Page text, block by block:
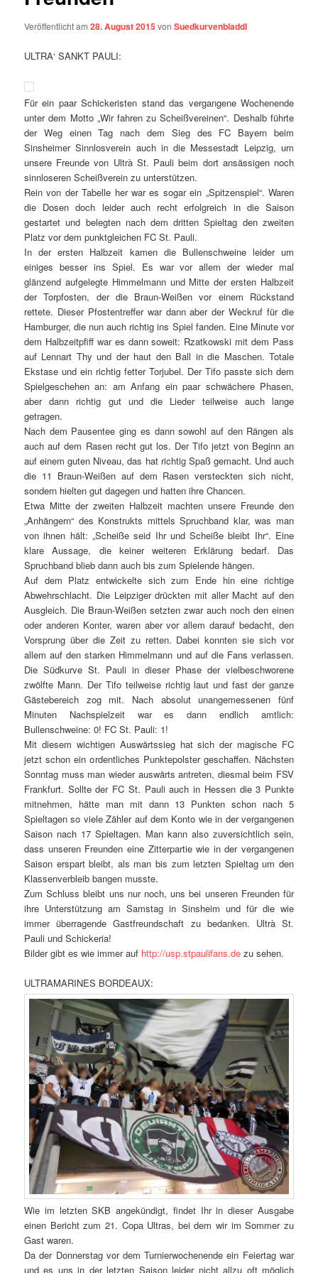
Veröffentlicht am28. August 2015 vonSuedkurvenbladdl
ULTRA‘ SANKT PAULI:
Für ein paar Schickeristen stand das vergangene Wochenende
unter dem Motto „Wir fahren zu Scheißvereinen“. Deshalb führte
der Weg einen Tag nach dem Sieg des FC Bayern beim
Sinsheimer Sinnlosverein auch in die Messestadt Leipzig, um
unsere Freunde von Ultrà St. Pauli beim dort ansässigen noch
sinnloseren Scheißverein zu unterstützen.
Rein von der Tabelle her war es sogar ein „Spitzenspiel“. Waren
die Dosen doch leider auch recht erfolgreich in die Saison
gestartet und belegten nach dem dritten Spieltag den zweiten
Platz vor dem punktgleichen FC St. Pauli.
In der ersten Halbzeit kamen die Bullenschweine leider um
einiges besser ins Spiel. Es war vor allem der wieder mal
glänzend aufgelegte Himmelmann und Mitte der ersten Halbzeit
der Torpfosten, der die Braun-Weißen vor einem Rückstand
rettete. Dieser Pfostentreffer war dann aber der Weckruf für die
Hamburger, die nun auch richtig ins Spiel fanden. Eine Minute vor
dem Halbzeitpfiff war es dann soweit: Rzatkowski mit dem Pass
auf Lennart Thy und der haut den Ball in die Maschen. Totale
Ekstase und ein richtig fetter Torjubel. Der Tifo passte sich dem
Spielgeschehen an: am Anfang ein paar schwächere Phasen,
aber dann richtig gut und die Lieder teilweise auch lange
getragen.
Nach dem Pausentee ging es dann sowohl auf den Rängen als
auch auf dem Rasen recht gut los. Der Tifo jetzt von Beginn an
auf einem guten Niveau, das hat richtig Spaß gemacht. Und auch
die 11 Braun-Weißen auf dem Rasen versteckten sich nicht,
sondern hielten gut dagegen und hatten ihre Chancen.
Etwa Mitte der zweiten Halbzeit machten unsere Freunde den
„Anhängern“ des Konstrukts mittels Spruchband klar, was man
von ihnen hält: „Scheiße seid Ihr und Scheiße bleibt Ihr“. Eine
klare Aussage, die keiner weiteren Erklärung bedarf. Das
Spruchband blieb dann auch bis zum Spielende hängen.
Auf dem Platz entwickelte sich zum Ende hin eine richtige
Abwehrschlacht. Die Leipziger drückten mit aller Macht auf den
Ausgleich. Die Braun-Weißen setzten zwar auch noch den einen
oder anderen Konter, waren aber vor allem darauf bedacht, den
Vorsprung über die Zeit zu retten. Dabei konnten sie sich vor
allem auf den starken Himmelmann und auf die Fans verlassen.
Die Südkurve St. Pauli in dieser Phase der vielbeschworene
zwölfte Mann. Der Tifo teilweise richtig laut und fast der ganze
Gästebereich zog mit. Nach absolut unangemessenen fünf
Minuten Nachspielzeit war es dann endlich amtlich:
Bullenschweine: 0! FC St. Pauli: 1!
Mit diesem wichtigen Auswärtssieg hat sich der magische FC
jetzt schon ein ordentliches Punktepolster geschaffen. Nächsten
Sonntag muss man wieder auswärts antreten, diesmal beim FSV
Frankfurt. Sollte der FC St. Pauli auch in Hessen die 3 Punkte
mitnehmen, hätte man mit dann 13 Punkten schon nach 5
Spieltagen so viele Zähler auf dem Konto wie in der vergangenen
Saison nach 17 Spieltagen. Man kann also zuversichtlich sein,
dass unseren Freunden eine Zitterpartie wie in der vergangenen
Saison erspart bleibt, als man bis zum letzten Spieltag um den
Klassenverbleib bangen musste.
Zum Schluss bleibt uns nur noch, uns bei unseren Freunden für
ihre Unterstützung am Samstag in Sinsheim und für die wie
immer überragende Gastfreundschaft zu bedanken. Ultrà St.
Pauli und Schickeria!
Bilder gibt es wie immer auf http://usp.stpaulifans.de zu sehen.
ULTRAMARINES BORDEAUX:
Wie im letzten SKB angekündigt, findet Ihr in dieser Ausgabe
einen Bericht zum 21. Copa Ultras, bei dem wir im Sommer zu
Gast waren.
Da der Donnerstag vor dem Turnierwochenende ein Feiertag war
und es uns in der letzten Saison leider nicht allzu oft möglich